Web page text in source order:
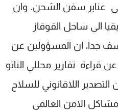
عنابر سفن الشحن. وان
الى ساحل القوقاز
جدا، ان المسؤولين عن
قراءة تقارير محللي الناتو
اللاقانوني للسلاح
الامن العالمي